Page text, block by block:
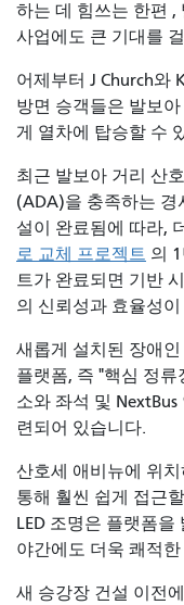
하는 데 힘쓰는 한편 ,
사업에도 큰 기대를
어제부터 J Church와
방면 승객들은 발보
게 열차에 탑승할 수
최근 발보아 거리 산
(ADA)을 충족하는 경
설이 완료됨에 따라,
로 교체 프로젝트 의
트가 완료되면 기반
의 신뢰성과 효율성
새롭게 설치된 장애
플랫폼, 즉 "핵심 정류
소와 좌석 및
련되어 있습니다.
산호세 애비뉴에 위
통해 훨씬 쉽게 접근
LED 조명은 플랫폼
야간에도 더욱 쾌적
새 승강장 건설 이전